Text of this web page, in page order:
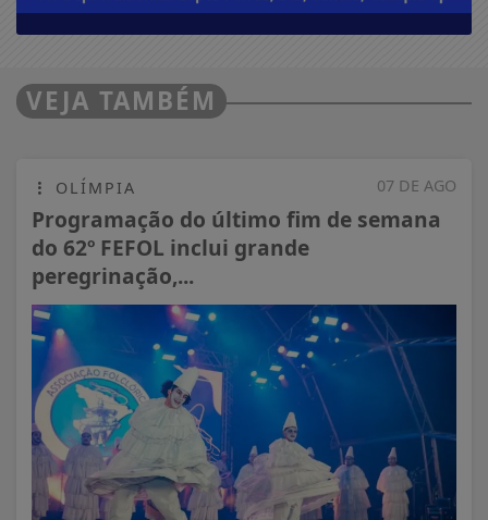
VEJA TAMBÉM
07 DE AGO
OLÍMPIA
Programação do último fim de semana
do 62º FEFOL inclui grande
peregrinação,...